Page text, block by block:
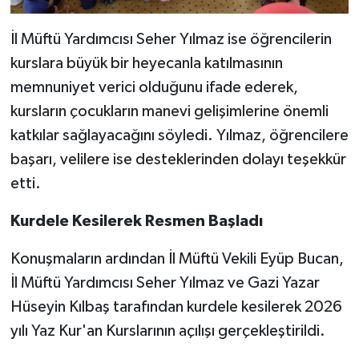
İl Müftü Yardımcısı Seher Yılmaz ise öğrencilerin
kurslara büyük bir heyecanla katılmasının
memnuniyet verici olduğunu ifade ederek,
kursların çocukların manevi gelişimlerine önemli
katkılar sağlayacağını söyledi. Yılmaz, öğrencilere
başarı, velilere ise desteklerinden dolayı teşekkür
etti.
Kurdele Kesilerek Resmen Başladı
Konuşmaların ardından İl Müftü Vekili Eyüp Bucan,
İl Müftü Yardımcısı Seher Yılmaz ve Gazi Yazar
Hüseyin Kılbaş tarafından kurdele kesilerek 2026
yılı Yaz Kur'an Kurslarının açılışı gerçekleştirildi.